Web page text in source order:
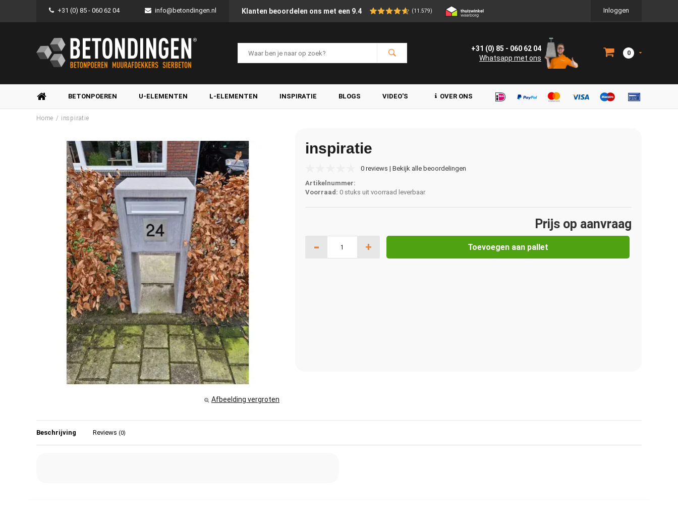
+31 (0) 85 - 060 62 04 info@betondingen.nl Klanten beoordelen ons met een 9.4 (11.579) Inloggen
+31 (0) 85 - 060 62 04
Whatsapp met ons
0
BETONPOEREN U-ELEMENTEN L-ELEMENTEN INSPIRATIE BLOGS VIDEO'S OVER ONS
Home / inspiratie
Afbeelding vergroten
inspiratie
0 reviews | Bekijk alle beoordelingen
Artikelnummer:
Voorraad: 0 stuks uit voorraad leverbaar
Prijs op aanvraag
- + Toevoegen aan pallet
Beschrijving Reviews (0)